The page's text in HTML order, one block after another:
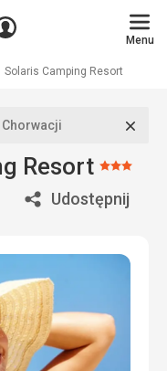
Zaloguj
Menu
Solaris Camping Resort
Resort
3/5
Udostępnij